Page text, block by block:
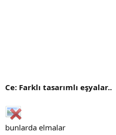
Ce: Farklı tasarımlı eşyalar..
bunlarda elmalar